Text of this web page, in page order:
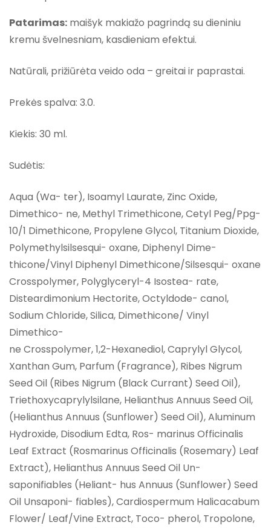
Patarimas: maišyk makiažo pagrindą su dieniniu
kremu švelnesniam, kasdieniam efektui.
Natūrali, prižiūrėta veido oda – greitai ir paprastai.
Prekės spalva: 3.0.
Kiekis: 30 ml.
Sudėtis:
Aqua (Wa- ter), Isoamyl Laurate, Zinc Oxide,
Dimethico- ne, Methyl Trimethicone, Cetyl Peg/Ppg-
10/1 Dimethicone, Propylene Glycol, Titanium Dioxide,
Polymethylsilsesqui- oxane, Diphenyl Dime-
thicone/Vinyl Diphenyl Dimethicone/Silsesqui- oxane
Crosspolymer, Polyglyceryl-4 Isostea- rate,
Disteardimonium Hectorite, Octyldode- canol,
Sodium Chloride, Silica, Dimethicone/ Vinyl
Dimethico-
ne Crosspolymer, 1,2-Hexanediol, Caprylyl Glycol,
Xanthan Gum, Parfum (Fragrance), Ribes Nigrum
Seed Oil (Ribes Nigrum (Black Currant) Seed Oil),
Triethoxycaprylylsilane, Helianthus Annuus Seed Oil,
(Helianthus Annuus (Sunflower) Seed Oil), Aluminum
Hydroxide, Disodium Edta, Ros- marinus Officinalis
Leaf Extract (Rosmarinus Officinalis (Rosemary) Leaf
Extract), Helianthus Annuus Seed Oil Un-
saponifiables (Heliant- hus Annuus (Sunflower) Seed
Oil Unsaponi- fiables), Cardiospermum Halicacabum
Flower/ Leaf/Vine Extract, Toco- pherol, Tropolone,